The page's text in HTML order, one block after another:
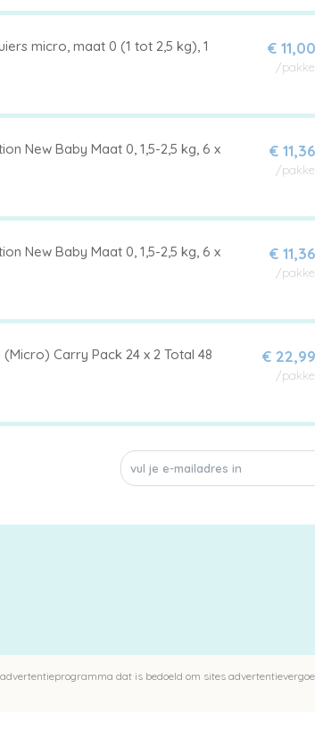
micro, maat 0 (1 tot 2,5 kg), 1
€ 11,00
/
New Baby Maat 0, 1,5-2,5 kg, 6 x
€ 11,36
/
New Baby Maat 0, 1,5-2,5 kg, 6 x
€ 11,36
/
Carry Pack 24 x 2 Total 48
€ 22,99
/
dat is bedoeld om sites